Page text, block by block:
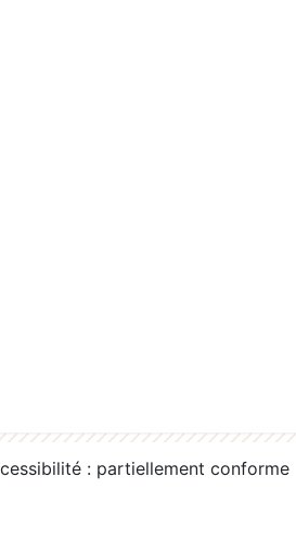
: partiellement conforme